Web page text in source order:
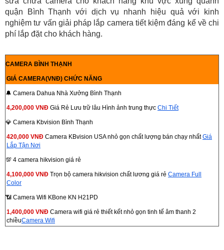
quận Bình Thạnh với dịch vụ nhanh hiệu quả với kinh
nghiệm tư vấn giải pháp lắp camera tiết kiệm đáng kể về chi
phí lắp đặt cho khách hàng.
CAMERA BÌNH THẠNH
GIÁ CAMERA(VNĐ) CHỨC NĂNG
🔔 Camera Dahua Nhà Xưởng Bình Thạnh
4,200,000 VNĐ Giá Rẻ Lưu trữ lâu Hình ảnh trung thực Chi Tiết
💎 Camera Kbvision Bình Thạnh
420,000 VNĐ Camera KBvision USA nhỏ gọn chất lượng bán chạy nhấtGiá
Lắp Tận Nơi
💯 4 camera hikvision giá rẻ
4,100,000 VNĐ Trọn bộ camera hikvision chất lương giá rẻ Camera Full
Color
📶 Camera Wifi KBone KN H21PD
1,400,000 VNĐ Camera wifi giá rẻ thiết kết nhỏ gọn tinh tế âm thanh 2
chiềuCamera Wifi